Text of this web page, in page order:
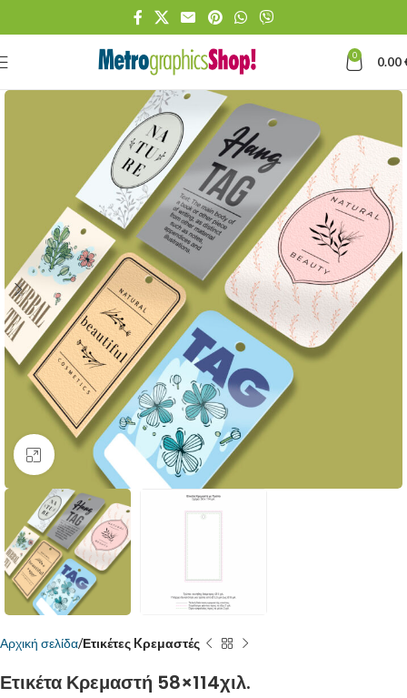
0 0.00
Κάντε κλικ για μεγέθυνση
Αρχική σελίδα Ετικέτες Kρεμαστές
Ετικέτα Κρεμαστή 58×114χιλ.